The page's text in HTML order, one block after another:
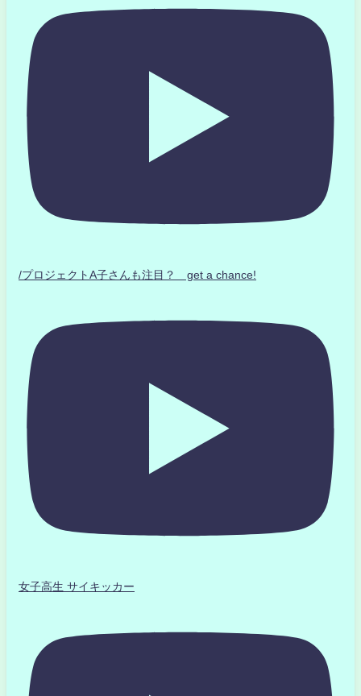
/プロジェクトA子さんも注目？ get a chance!
女子高生 サイキッカー